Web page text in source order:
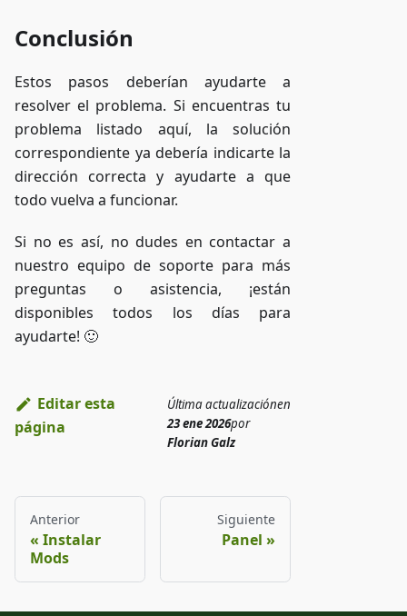
Conclusión
Estos pasos deberían ayudarte a
resolver el problema. Si encuentras tu
problema listado aquí, la solución
correspondiente ya debería indicarte la
dirección correcta y ayudarte a que
todo vuelva a funcionar.
Si no es así, no dudes en contactar a
nuestro equipo de soporte para más
preguntas o asistencia, ¡están
disponibles todos los días para
ayudarte! 🙂
Editar esta
página
Última actualizaciónen
23 ene 2026por
Florian Galz
Anterior
Instalar
Mods
Siguiente
Panel